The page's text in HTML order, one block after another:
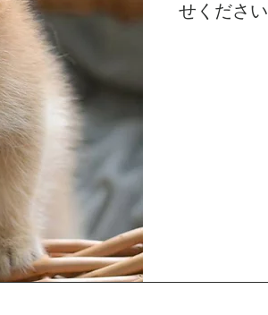
せください